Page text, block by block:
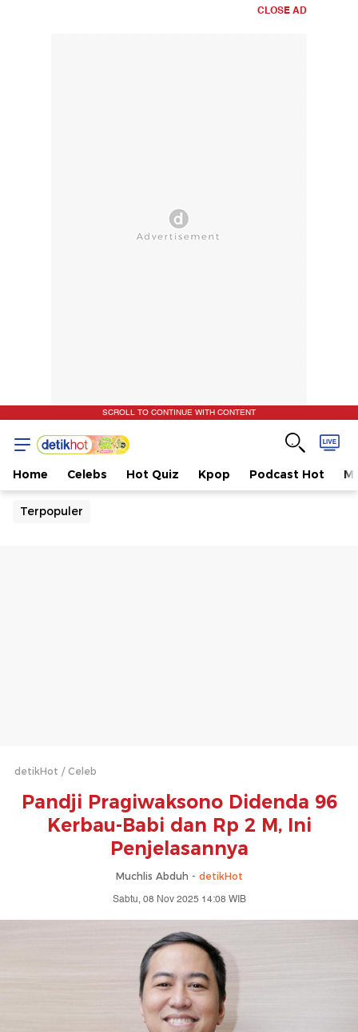
CLOSE AD
SCROLL TO CONTINUE WITH CONTENT
Home Celebs Hot Quiz Kpop Podcast Hot
Terpopuler
detikHot Celeb
Pandji Pragiwaksono Didenda 96
Kerbau-Babi dan Rp 2 M, Ini
Penjelasannya
Muchlis Abduh - detikHot
Sabtu, 08 Nov 2025 14:08 WIB